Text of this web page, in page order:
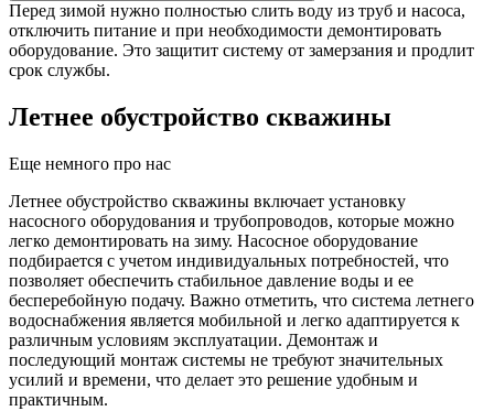
Перед зимой нужно полностью слить воду из труб и насоса,
отключить питание и при необходимости демонтировать
оборудование. Это защитит систему от замерзания и продлит
срок службы.
Летнее обустройство скважины
Еще немного про нас
Летнее обустройство скважины включает установку
насосного оборудования и трубопроводов, которые можно
легко демонтировать на зиму. Насосное оборудование
подбирается с учетом индивидуальных потребностей, что
позволяет обеспечить стабильное давление воды и ее
бесперебойную подачу. Важно отметить, что система летнего
водоснабжения является мобильной и легко адаптируется к
различным условиям эксплуатации. Демонтаж и
последующий монтаж системы не требуют значительных
усилий и времени, что делает это решение удобным и
практичным.